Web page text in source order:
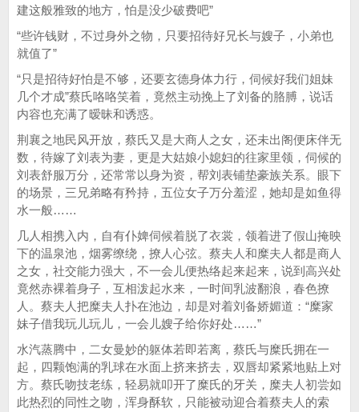
建这般雅致的地方，怕是没少破费吧”
“些许钱财，不过身外之物，只要招待好兄长与嫂子，小弟也
就值了”
“只是招待好怕是不够，还要玄德身体力行，伺候好我们姐妹
几个才成”蔡氏咯咯笑着，竟然主动挽上了刘备的胳膊，说话
内容也充满了暧昧和诱惑。
荆襄之地民风开放，蔡氏又是大商人之女，还未出阁便床伴无
数，待嫁了刘表为妻，更是大姑娘小媳妇的往家里领，伺候的
刘表舒服万分，还常常以身为资，帮刘表铺垫豪族关系。眼下
的场景，三兄弟略有矜持，五位女子万分羞涩，她却是如鱼得
水一般……
几人相携入内，自有仆婢伺候着脱了衣裳，领着进了假山掩映
下的温泉池，烟雾缭绕，撩人心弦。蔡夫人和糜夫人都是商人
之女，社交能力强大，不一会儿便热络起来起来，说到高兴处
竟然赤裸着身子，互相泼起水来，一时间乳波翻浪，春色撩
人。蔡夫人把糜夫人扑在池边，却是对着刘备娇媚道：“糜家
妹子借我玩儿玩儿，一会儿嫂子给你好处……”
水汽蒸腾中，二女曼妙的躯体若即若离，蔡氏与糜氏拥在一
起，四颗饱满的乳球在水面上挤来挤去，双唇却紧紧地贴上对
方。蔡氏吻技老练，轻易就叩开了糜氏的牙关，糜夫人初尝如
此热烈的同性之吻，浑身酥软，只能被动迎合着蔡夫人的索